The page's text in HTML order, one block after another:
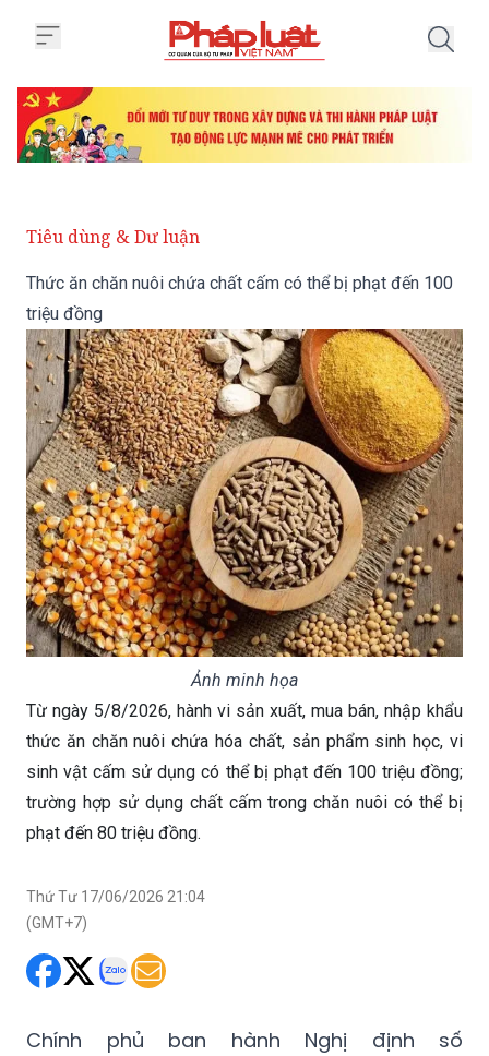
Tiêu dùng & Dư luận
Thức ăn chăn nuôi chứa chất cấm có thể bị phạt đến 100
triệu đồng
Ảnh minh họa
Từ ngày 5/8/2026, hành vi sản xuất, mua bán, nhập khẩu
thức ăn chăn nuôi chứa hóa chất, sản phẩm sinh học, vi
sinh vật cấm sử dụng có thể bị phạt đến 100 triệu đồng;
trường hợp sử dụng chất cấm trong chăn nuôi có thể bị
phạt đến 80 triệu đồng.
Thứ Tư 17/06/2026 21:04
(GMT+7)
Chính phủ ban hành Nghị định số